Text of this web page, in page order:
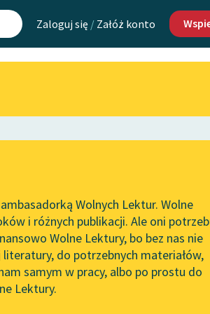
Zaloguj się / Załóż konto
Lektur
Wolnych Lektur
Kontakt
O projekcie
Zasady
Wolnych Lektur
Logotypy
Materiały
Wolnych Lektur. Wolne
i różnych publikacji. Ale oni
Wolne Lektury, bo bez nas nie
do potrzebnych materiałów,
samym w pracy, albo po prostu do
Lektury.